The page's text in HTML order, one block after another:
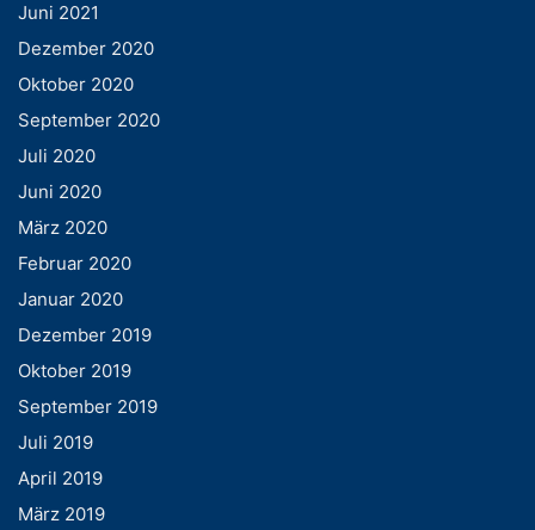
Juni 2021
Dezember 2020
Oktober 2020
September 2020
Juli 2020
Juni 2020
März 2020
Februar 2020
Januar 2020
Dezember 2019
Oktober 2019
September 2019
Juli 2019
April 2019
März 2019